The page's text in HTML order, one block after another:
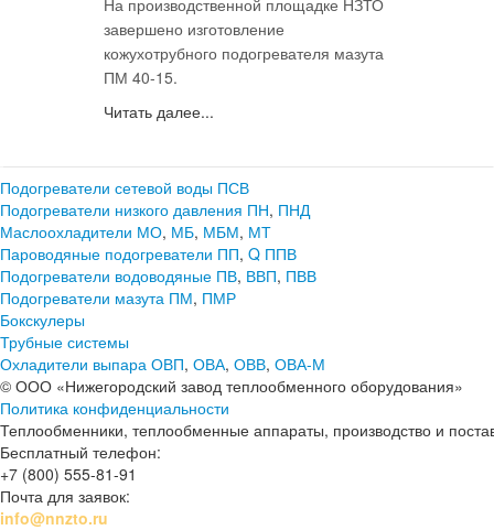
завершено изготовление
кожухотрубного подогревателя мазута
ПМ 40-15.
Читать далее...
Подогреватели сетевой воды ПСВ
Подогреватели низкого давления ПН, ПНД
Маслоохладители МО, МБ, МБМ, МТ
Пароводяные подогреватели ПП, Q ППВ
Подогреватели водоводяные ПВ, ВВП, ПВВ
Подогреватели мазута ПМ, ПМР
Бокскулеры
Трубные системы
Охладители выпара ОВП, ОВА, ОВВ, ОВА-М
© ООО «Нижегородский завод теплообменного оборудования»
Политика конфиденциальности
Теплообменники, теплообменные аппараты, производство и
Бесплатный телефон:
+7 (800) 555-81-91
Почта для заявок:
info@nnzto.ru